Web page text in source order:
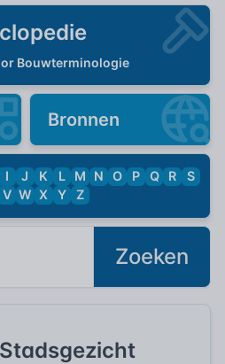
Bouwterminologie
Bronnen
I J K L M N O P Q R
S
V W X Y Z
Zoeken